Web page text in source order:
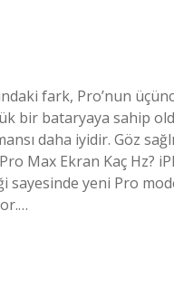
fark, Pro’nun
bir bataryaya sahip
daha iyidir. Göz
Max Ekran Kaç Hz?
yeni Pro